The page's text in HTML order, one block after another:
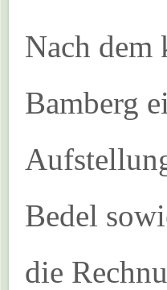
Nach dem
Bamberg
Bedel
die